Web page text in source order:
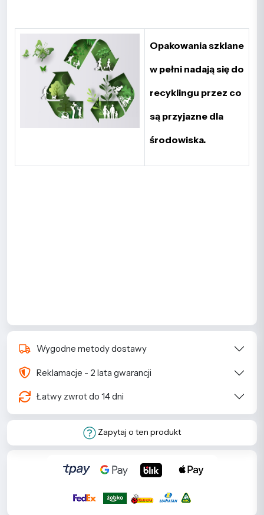
Opakowania szklane
w pełni nadają się do
recyklingu przez co
są przyjazne dla
środowiska.
Wygodne metody dostawy
Reklamacje - 2 lata gwarancji
Łatwy zwrot do 14 dni
Zapytaj o ten produkt